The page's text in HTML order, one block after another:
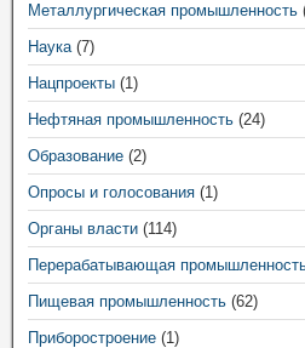
Металлургическая промышленность
Наука(7)
Нацпроекты (1)
Нефтяная промышленность (24)
Образование (2)
Опросы и голосования (1)
Органы власти (114)
Перерабатывающая
Пищевая промышленность (62)
Приборостроение (1)